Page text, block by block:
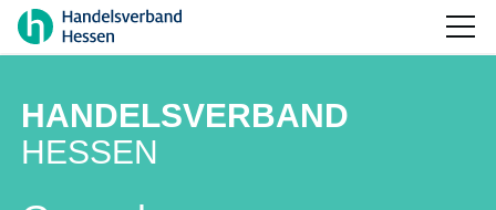
HANDELSVERBAND
HESSEN